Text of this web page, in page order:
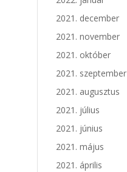
2021. december
2021. november
2021. október
2021. szeptember
2021. augusztus
2021. július
2021. június
2021. május
2021. április